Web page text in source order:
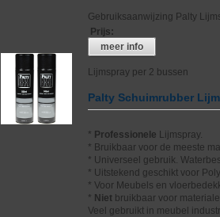
Gebruiksaanwijzing Palty
Prijs:
meer info
Lijmspray per 2 bussen
Palty Schuimrubber
* Professionele Lijmspray.
* Bruikbaar voor de meeste
* Universeel gebruik.
* Uitstekend geschikt voor
* Voor Meubels en
* Niet bruikbaar voor
Veel gebruikt in meubel